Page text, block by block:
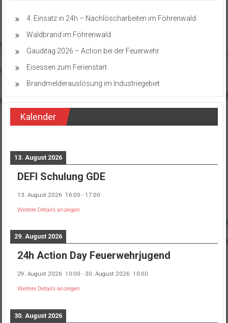
4. Einsatz in 24h – Nachlöscharbeiten im Föhrenwald
Waldbrand im Föhrenwald
Gauditag 2026 – Action bei der Feuerwehr
Eisessen zum Ferienstart
Brandmelderauslösung im Industriegebiet
Kalender
13. August 2026
DEFI Schulung GDE
13. August 2026 16:00 - 17:00
Weitere Details anzeigen
29. August 2026
24h Action Day Feuerwehrjugend
29. August 2026 10:00 - 30. August 2026 10:00
Weitere Details anzeigen
30. August 2026